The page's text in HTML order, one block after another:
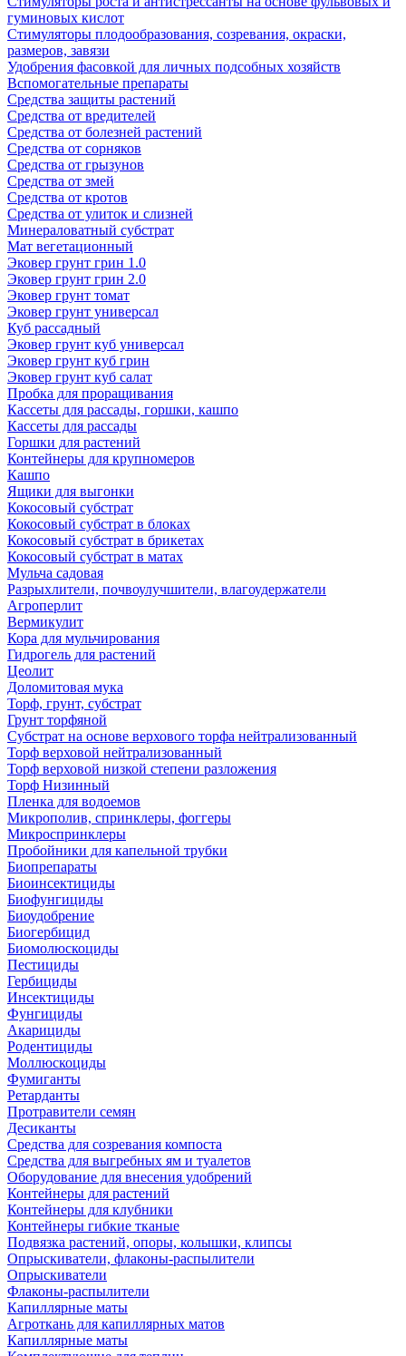
гуминовых кислот
Стимуляторы плодообразования, созревания, окраски,
размеров, завязи
Удобрения фасовкой для личных подсобных хозяйств
Вспомогательные препараты
Средства защиты растений
Средства от вредителей
Средства от болезней растений
Средства от сорняков
Средства от грызунов
Средства от змей
Средства от кротов
Средства от улиток и слизней
Минераловатный субстрат
Мат вегетационный
Эковер грунт грин 1.0
Эковер грунт грин 2.0
Эковер грунт томат
Эковер грунт универсал
Куб рассадный
Эковер грунт куб универсал
Эковер грунт куб грин
Эковер грунт куб салат
Пробка для проращивания
Кассеты для рассады, горшки, кашпо
Кассеты для рассады
Горшки для растений
Контейнеры для крупномеров
Кашпо
Ящики для выгонки
Кокосовый субстрат
Кокосовый субстрат в блоках
Кокосовый субстрат в брикетах
Кокосовый субстрат в матах
Мульча садовая
Разрыхлители, почвоулучшители, влагоудержатели
Агроперлит
Вермикулит
Кора для мульчирования
Гидрогель для растений
Цеолит
Доломитовая мука
Торф, грунт, субстрат
Грунт торфяной
Субстрат на основе верхового торфа нейтрализованный
Торф верховой нейтрализованный
Торф верховой низкой степени разложения
Торф Низинный
Пленка для водоемов
Микрополив, спринклеры, фоггеры
Микроспринклеры
Пробойники для капельной трубки
Биопрепараты
Биоинсектициды
Биофунгициды
Биоудобрение
Биогербицид
Биомолюскоциды
Пестициды
Гербициды
Инсектициды
Фунгициды
Акарициды
Родентициды
Моллюскоциды
Фумиганты
Ретарданты
Протравители семян
Десиканты
Средства для созревания компоста
Средства для выгребных ям и туалетов
Оборудование для внесения удобрений
Контейнеры для растений
Контейнеры для клубники
Контейнеры гибкие тканые
Подвязка растений, опоры, колышки, клипсы
Опрыскиватели, флаконы-распылители
Опрыскиватели
Флаконы-распылители
Капиллярные маты
Агроткань для капиллярных матов
Капиллярные маты